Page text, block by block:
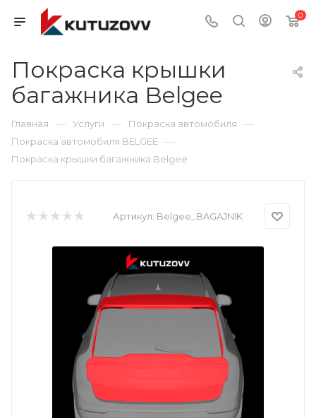
0
Покраска крышки
багажника Belgee
Главная — Услуги — Покраска автомобиля —
Покраска автомобиля BELGEE —
Покраска крышки багажника Belgee
Артикул: Belgee_BAGAJNIK